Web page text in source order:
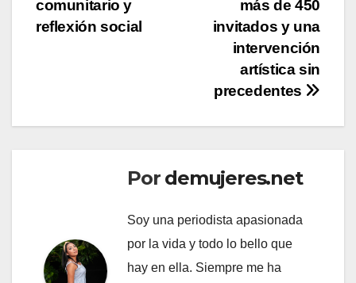
entradas
más de 450
invitados y una
intervención
artística sin
precedentes
comunitario y
reflexión social
Por demujeres.net
Soy una periodista apasionada
por la vida y todo lo bello que
hay en ella. Siempre me ha